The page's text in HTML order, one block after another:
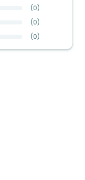
(0)
(0)
(0)